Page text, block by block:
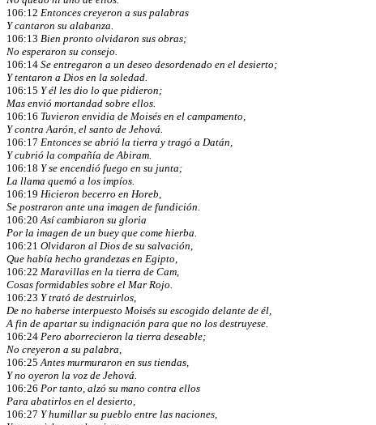
106:12 Entonces creyeron a sus palabras
Y cantaron su alabanza.
106:13 Bien pronto olvidaron sus obras;
No esperaron su consejo.
106:14 Se entregaron a un deseo desordenado en el desierto;
Y tentaron a Dios en la soledad.
106:15 Y él les dio lo que pidieron;
Mas envió mortandad sobre ellos.
106:16 Tuvieron envidia de Moisés en el campamento,
Y contra Aarón, el santo de Jehová.
106:17 Entonces se abrió la tierra y tragó a Datán,
Y cubrió la compañía de Abiram.
106:18 Y se encendió fuego en su junta;
La llama quemó a los impíos.
106:19 Hicieron becerro en Horeb,
Se postraron ante una imagen de fundición.
106:20Así cambiaron su gloria
Por la imagen de un buey que come hierba.
106:21 Olvidaron al Dios de su salvación,
Que había hecho grandezas en Egipto,
106:22 Maravillas en la tierra de Cam,
Cosas formidables sobre el Mar Rojo.
106:23 Y trató de destruirlos,
De no haberse interpuesto Moisés su escogido delante de él,
A fin de apartar su indignación para que no los destruyese.
106:24 Pero aborrecieron la tierra deseable;
No creyeron a su palabra,
106:25Antes murmuraron en sus tiendas,
Y no oyeron la voz de Jehová.
106:26 Por tanto, alzó su mano contra ellos
Para abatirlos en el desierto,
106:27 Y humillar su pueblo entre las naciones,